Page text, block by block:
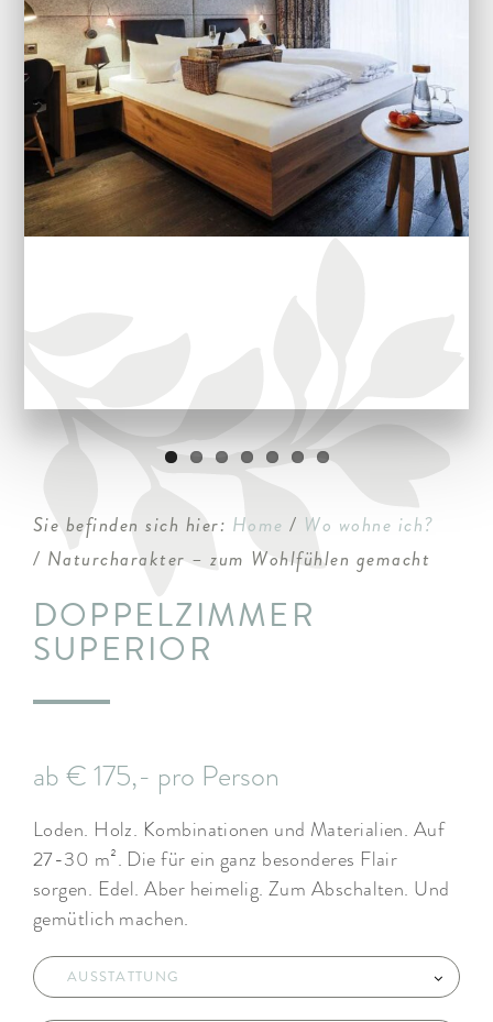
ARRANGEMENTS
WISSENSWERTES
Sie befinden sich hier: Home / Wo wohne ich?
/ Naturcharakter – zum Wohlfühlen gemacht
DOPPELZIMMER
SUPERIOR
ab € 175,- pro Person
Loden. Holz. Kombinationen und Materialien. Auf
27-30 m². Die für ein ganz besonderes Flair
sorgen. Edel. Aber heimelig. Zum Abschalten. Und
gemütlich machen.
AUSSTATTUNG